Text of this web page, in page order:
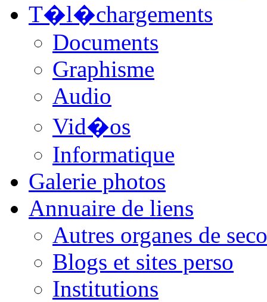
T�l�chargements
Documents
Graphisme
Audio
Vid�os
Informatique
Galerie photos
Annuaire de liens
Autres organes de
Blogs et sites perso
Institutions